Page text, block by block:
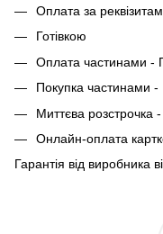
Оплата за
Готівкою
Оплата частинами -
Покупка частинами
Миттєва розстрочка
Онлайн-оплата
Гарантія від виробника